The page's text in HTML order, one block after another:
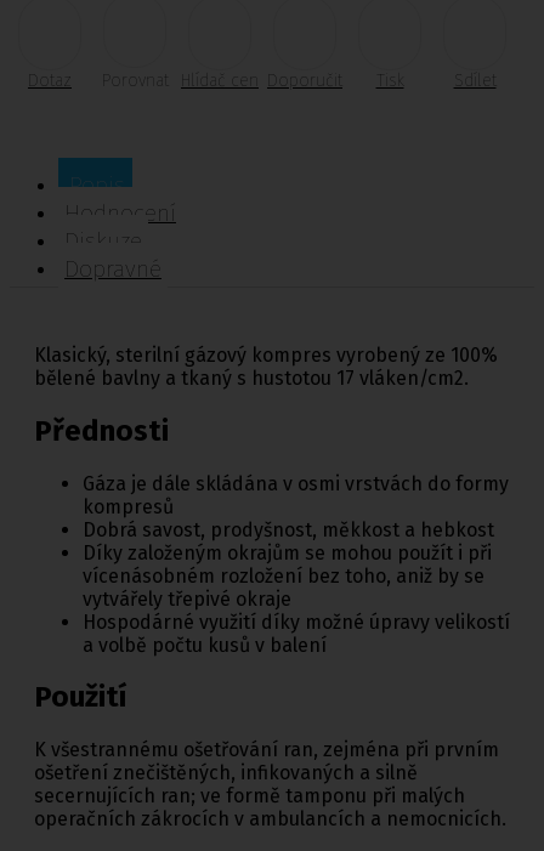
Dotaz Porovnat Doporučit Tisk Sdílet
Popis
Hodnocení
Diskuze
Dopravné
Klasický, sterilní gázový kompres vyrobený ze 100%
bělené bavlny a tkaný s hustotou 17 vláken/cm2.
Přednosti
Gáza je dále skládána v osmi vrstvách do formy
kompresů
Dobrá savost, prodyšnost, měkkost a hebkost
Díky založeným okrajům se mohou použít i při
vícenásobném rozložení bez toho, aniž by se
vytvářely třepivé okraje
Hospodárné využití díky možné úpravy velikostí
a volbě počtu kusů v balení
Použití
K všestrannému ošetřování ran, zejména při prvním
ošetření znečištěných, infikovaných a silně
secernujících ran; ve formě tamponu při malých
operačních zákrocích v ambulancích a nemocnicích.